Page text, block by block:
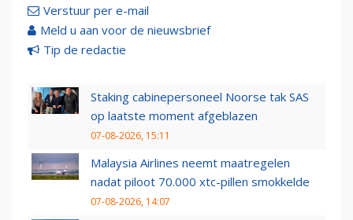
Verstuur per e-mail
Meld u aan voor de nieuwsbrief
Tip de redactie
Staking cabinepersoneel Noorse tak SAS
op laatste moment afgeblazen
07-08-2026, 15:11
Malaysia Airlines neemt maatregelen
nadat piloot 70.000 xtc-pillen smokkelde
07-08-2026, 14:07